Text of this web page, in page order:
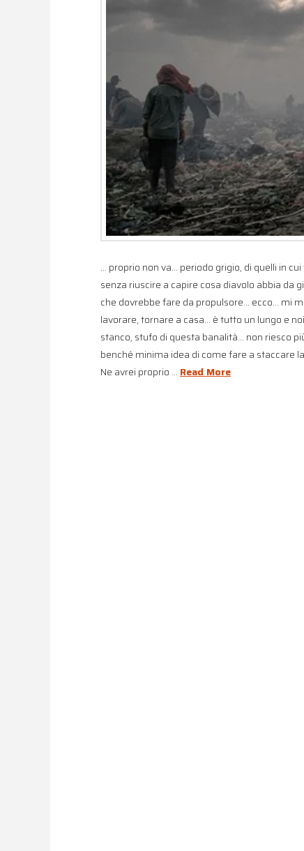
… proprio non va… periodo grigio, di quelli in
senza riuscire a capire cosa diavolo abbia da
che dovrebbe fare da propulsore… ecco… mi
lavorare, tornare a casa… è tutto un lungo e
stanco, stufo di questa banalità… non riesco
benché minima idea di come fare a staccare
Ne avrei proprio … Read More